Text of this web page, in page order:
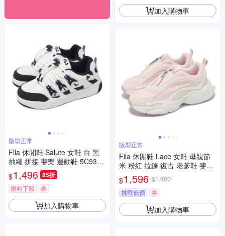
版型正常
Fila 休閒鞋 Salute 女鞋 白 黑
抽繩 拼接 斐樂 運動鞋 5C936Z
101
$1,496 85折
限時下殺 券
加入購物車
加入購物車
版型正常
Fila 休閒鞋 Lace 女鞋 母親節
米 粉紅 拉鍊 復古 老爹鞋 斐樂
5C307Z551
$1,596 $1,680
挑戰低價
券
加入購物車